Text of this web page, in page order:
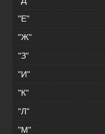
"Е"
"Ж"
"З"
"И"
"К"
"Л"
"М"